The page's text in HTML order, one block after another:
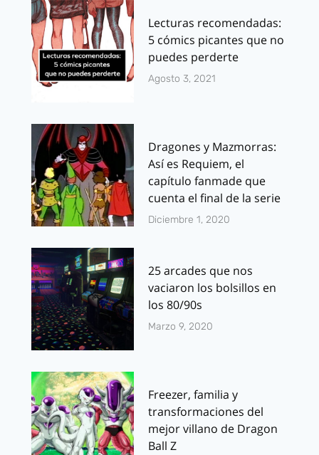
Lecturas recomendadas:
5 cómics picantes que no
puedes perderte
Agosto 3, 2021
Dragones y Mazmorras:
Así es Requiem, el
capítulo fanmade que
cuenta el final de la serie
Diciembre 1, 2020
25 arcades que nos
vaciaron los bolsillos en
los 80/90s
Marzo 9, 2020
Freezer, familia y
transformaciones del
mejor villano de Dragon
Ball Z